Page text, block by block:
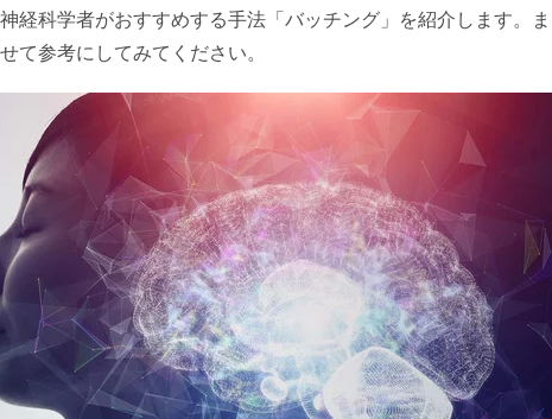
経科学者がおすすめする手法「バッチング」を紹介します。ま
て参考にしてみてください。